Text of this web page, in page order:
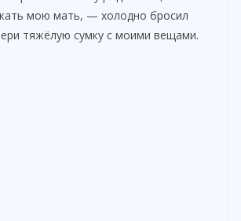
мою мать, — холодно бросил
тяжёлую сумку с моими вещами.